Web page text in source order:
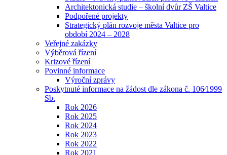
Architektonická studie – školní dvůr ZŠ Valtice
Podpořené projekty
Strategický plán rozvoje města Valtice pro
období 2024 – 2028
Veřejné zakázky
Výběrová řízení
Krizové řízení
Povinné informace
Výroční zprávy
Poskytnuté informace na žádost dle zákona č. 106⁄1999
Sb.
Rok 2026
Rok 2025
Rok 2024
Rok 2023
Rok 2022
Rok 2021